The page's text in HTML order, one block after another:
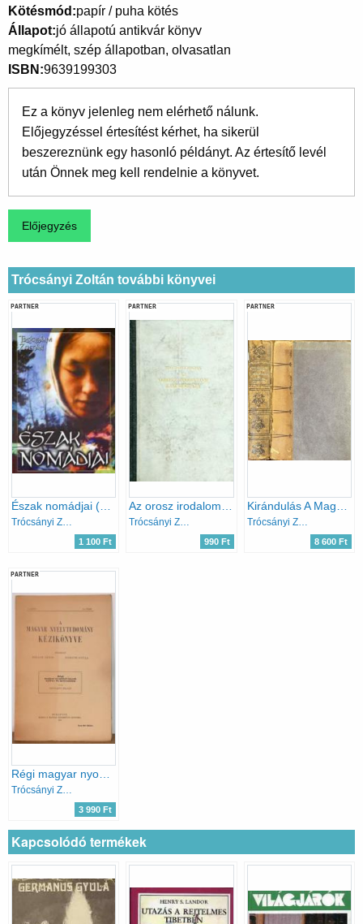
Kötésmód papír / puha kötés
Állapot jó állapotú antikvár könyv
megkímélt, szép állapotban, olvasatlan
ISBN 9639199303
Ez a könyv jelenleg nem elérhető nálunk.
Előjegyzéssel értesítést kérhet, ha sikerül
beszereznünk egy hasonló példányt. Az értesítő levél
után Önnek meg kell rendelnie a könyvet.
Trócsányi Zoltán további könyvei
PARTNER
Észak nomádjai (Reprint kiadás)
Trócsányi Zoltán
1 100 Ft
PARTNER
Az orosz irodalom kincsesháza
Trócsányi Zoltán
990 Ft
PARTNER
Kirándulás A Magyar Multba.
Trócsányi Zoltán
8 600 Ft
PARTNER
Trócsányi Zoltán
3 990 Ft
Kapcsolódó termékek